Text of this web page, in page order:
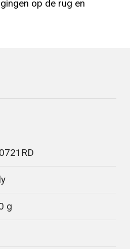
op de rug en
g